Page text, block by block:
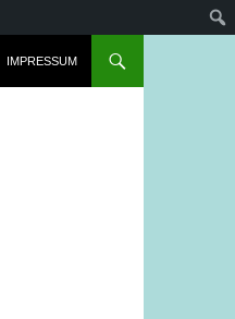
IMPRESSUM